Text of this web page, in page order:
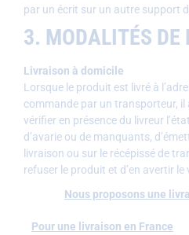
par un écrit sur un autre support
3. MODALITÉS DE
Livraison à domicile
Lorsque le produit est livré à
commande par un transporteur, il
vérifier en présence du livreur
d’avarie ou de manquants,
livraison ou sur le récépissé de
refuser le produit et d’en avertir le
Nous proposons une
Pour une livraison en France